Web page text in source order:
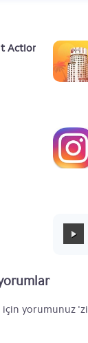
Action Platformer
için yorumunuz